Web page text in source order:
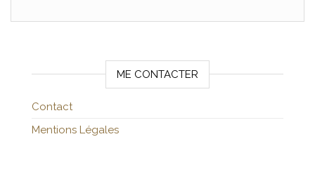
ME CONTACTER
Contact
Mentions Légales